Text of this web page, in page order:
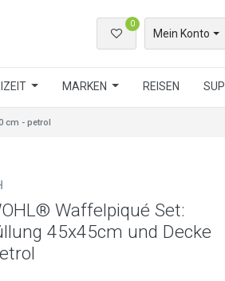
0
Mein Konto
MARKEN REISEN
cm - petrol
Waffelpiqué Set:
45x45cm und Decke